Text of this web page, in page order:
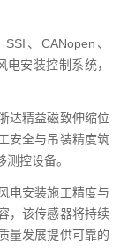
SSI 、 CANopen 、
安装控制系统，
达精益磁致伸缩位
安全与吊装精度筑
控设备。
电安装施工精度与
，该传感器将持续
量发展提供可靠的